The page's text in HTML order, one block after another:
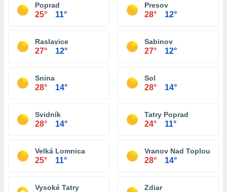
Poprad
25° 11°
Presov
28° 12°
Raslavice
27° 12°
Sabinov
27° 12°
Snina
28° 14°
Sol
28° 14°
Svidník
28° 14°
Tatry Poprad
24° 11°
Velká Lomnica
25° 11°
Vranov Nad Toplou
28° 14°
Vysoké Tatry Zdiar